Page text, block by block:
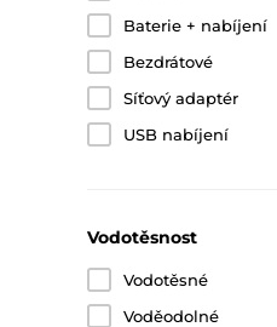
Baterie + nabíjení
Bezdrátové
Síťový adaptér
USB nabíjení
Vodotěsnost
Vodotěsné
Voděodolné